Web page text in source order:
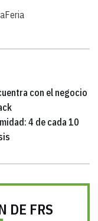
Feria
con el negocio
4 de cada 10
DE FRS